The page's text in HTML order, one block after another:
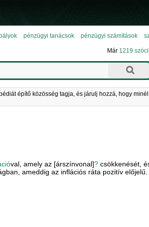
pénzügyi tanácsok pénzügyi számítások
Már 1219
építő közösség tagja, és járulj hozzá, hogy
val, amely az [árszínvonal]? csökkenését,
ameddig az inflációs ráta pozitív előjelű.